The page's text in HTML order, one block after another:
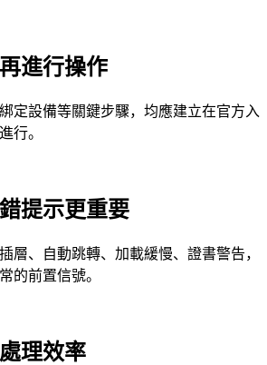
進行操作
定設備等關鍵步驟，均應建立在官方入
行。
提示更重要
層、自動跳轉、加載緩慢、證書警告，
的前置信號。
理效率